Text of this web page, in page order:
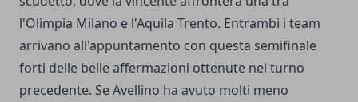
l'Olimpia Milano e l'Aquila Trento. Entrambi i team
arrivano all'appuntamento con questa semifinale
forti delle belle affermazioni ottenute nel turno
precedente. Se Avellino ha avuto molti meno